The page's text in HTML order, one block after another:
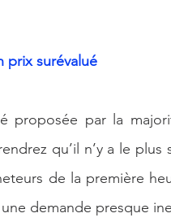
prix surévalué
proposée par la
qu’il n’y a le
de la première
demande presque